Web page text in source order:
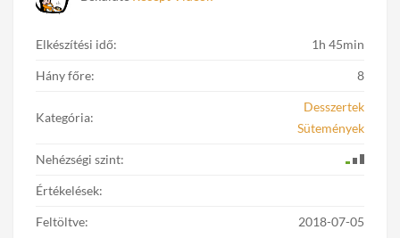
Elkészítési idő: 1h 45min
Hány főre: 8
Kategória:
Desszertek
Sütemények
Nehézségi szint:
Értékelések:
Feltöltve: 2018-07-05